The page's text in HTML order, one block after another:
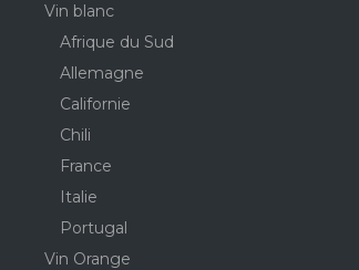
Vin blanc
Afrique du Sud
Allemagne
Californie
Chili
France
Italie
Portugal
Vin Orange